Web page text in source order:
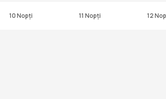
10 Nopți 11 Nopți 12